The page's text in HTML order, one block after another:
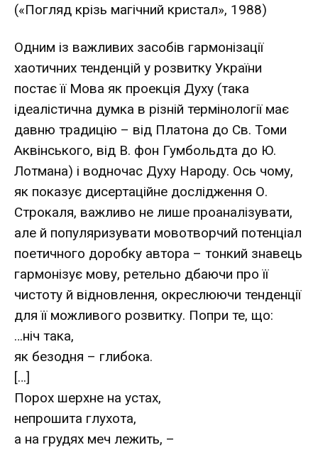
(«Погляд крізь магічний кристал», 1988)
Одним із важливих засобів гармонізації
хаотичних тенденцій у розвитку України
постає її Мова як проекція Духу (така
ідеалістична думка в різній термінології має
давню традицію – від Платона до Св. Томи
Аквінського, від В. фон Гумбольдта до Ю.
Лотмана) і водночас Духу Народу. Ось чому,
як показує дисертаційне дослідження О.
Строкаля, важливо не лише проаналізувати,
але й популяризувати мовотворчий потенціал
поетичного доробку автора – тонкий знавець
гармонізує мову, ретельно дбаючи про її
чистоту й відновлення, окреслюючи тенденції
для її можливого розвитку. Попри те, що:
…ніч така,
як безодня – глибока.
[…]
Порох шерхне на устах,
непрошита глухота,
а на грудях меч лежить, –